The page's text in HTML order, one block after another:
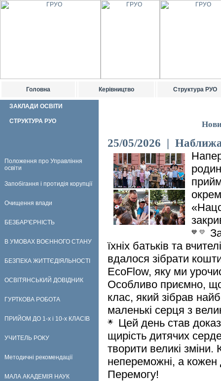
Головна Керівництво Структура РУО
ЗАКЛАДИ ОСВІТИ
СТРУКТУРА РУО
Положення про Управління
освіти
Запобігання і протидія корупції
Очищення влади
БЕЗБАР'ЄРНІСТЬ
В УМОВАХ ВОЄННОГО СТАНУ
БЕЗПЕКА ЖИТТЄДІЯЛЬНОСТІ
ОСВІТЯНСЬКИЙ ДОВІДНИК
ГУРТКОВА РОБОТА
ПРИЙОМ ДО 1-х і 10-х КЛАСІВ
УЧИТЕЛЬ РОКУ
Методичні рекомендації
МАЛА АКАДЕМІЯ НАУК
25/05/2026 |
їхніх батьків та
вдалося зібрати
EcoFlow, яку ми
Особливо приємно, що
клас, який зібрав
маленькі серця з
Цей день став
щирість дитячих
творити великі
непереможні, а
Перемогу!